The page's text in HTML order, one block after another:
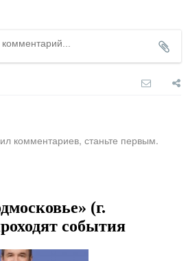
комментариев, станьте первым.
(г.
события